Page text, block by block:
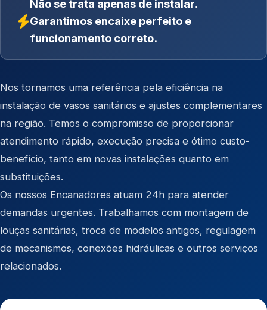
Não se trata apenas de instalar.
Garantimos encaixe perfeito e
funcionamento correto.
Nos tornamos uma referência pela eficiência na
instalação de vasos sanitários e ajustes complementares
na região. Temos o compromisso de proporcionar
atendimento rápido, execução precisa e ótimo custo-
benefício, tanto em novas instalações quanto em
substituições.
Os nossos Encanadores atuam 24h para atender
demandas urgentes. Trabalhamos com montagem de
louças sanitárias, troca de modelos antigos, regulagem
de mecanismos, conexões hidráulicas e outros serviços
relacionados.